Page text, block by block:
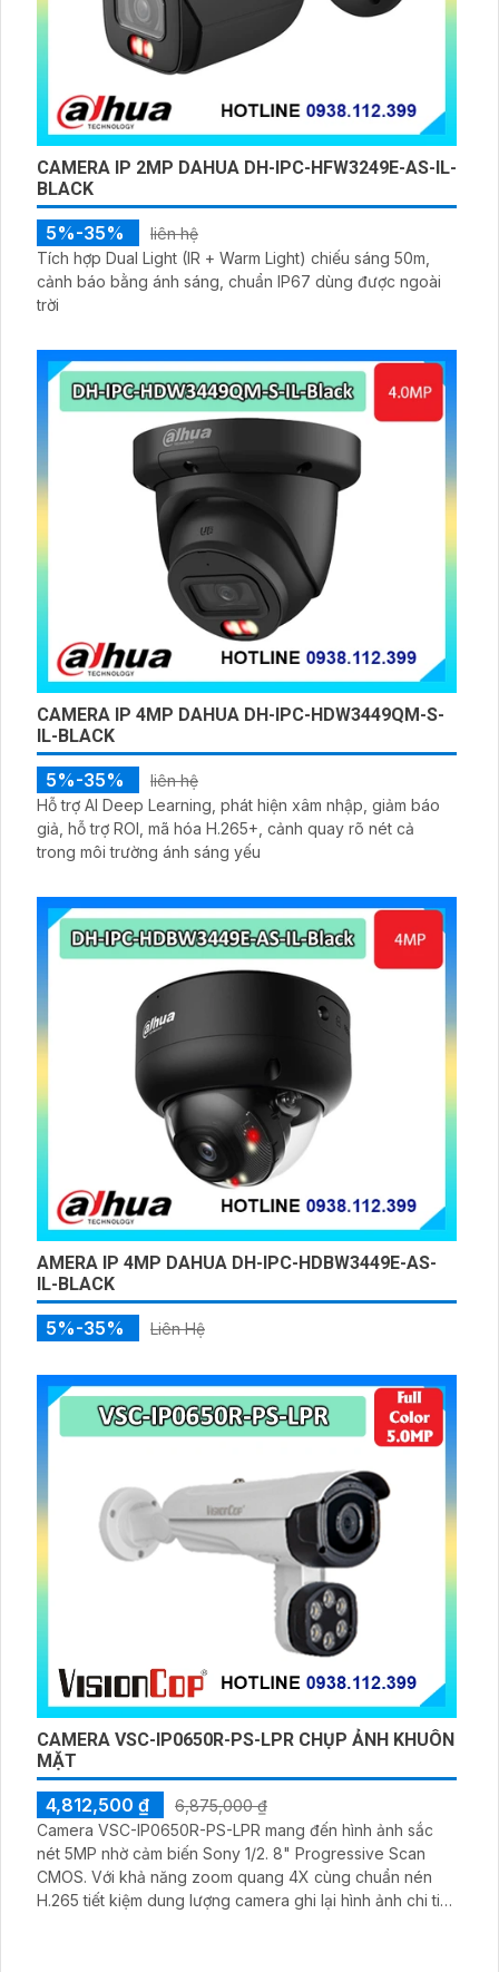
CAMERA IP 2MP DAHUA DH-IPC-HFW3249E-AS-IL-
BLACK
5%-35%
liên hệ
Tích hợp Dual Light (IR + Warm Light) chiếu sáng 50m,
cảnh báo bằng ánh sáng, chuẩn IP67 dùng được ngoài
trời
CAMERA IP 4MP DAHUA DH-IPC-HDW3449QM-S-
IL-BLACK
5%-35%
liên hệ
Hỗ trợ AI Deep Learning, phát hiện xâm nhập, giảm báo
giả, hỗ trợ ROI, mã hóa H.265+, cảnh quay rõ nét cả
trong môi trường ánh sáng yếu
AMERA IP 4MP DAHUA DH-IPC-HDBW3449E-AS-
IL-BLACK
5%-35% Liên Hệ
CAMERA VSC-IP0650R-PS-LPR CHỤP ẢNH KHUÔN
MẶT
4,812,500 ₫
6,875,000 ₫
Camera VSC-IP0650R-PS-LPR mang đến hình ảnh sắc
nét 5MP nhờ cảm biến Sony 1/2. 8" Progressive Scan
CMOS. Với khả năng zoom quang 4X cùng chuẩn nén
H.265 tiết kiệm dung lượng camera ghi lại hình ảnh chi tiết